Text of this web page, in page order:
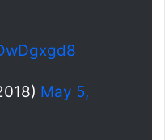
May 5,